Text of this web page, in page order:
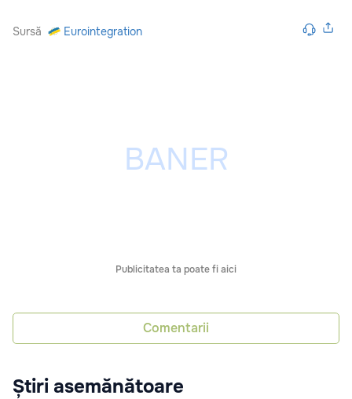
Sursă Eurointegration
Publicitatea ta poate fi aici
Comentarii
Știri asemănătoare